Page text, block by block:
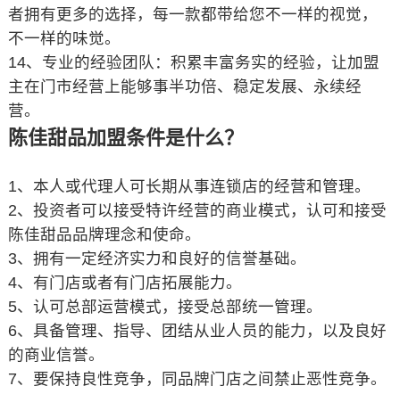
者拥有更多的选择，每一款都带给您不一样的视觉，
不一样的味觉。
14、专业的经验团队：积累丰富务实的经验，让加盟
主在门市经营上能够事半功倍、稳定发展、永续经
营。
陈佳甜品加盟条件是什么？
1、本人或代理人可长期从事连锁店的经营和管理。
2、投资者可以接受特许经营的商业模式，认可和接受
陈佳甜品品牌理念和使命。
3、拥有一定经济实力和良好的信誉基础。
4、有门店或者有门店拓展能力。
5、认可总部运营模式，接受总部统一管理。
6、具备管理、指导、团结从业人员的能力，以及良好
的商业信誉。
7、要保持良性竞争，同品牌门店之间禁止恶性竞争。